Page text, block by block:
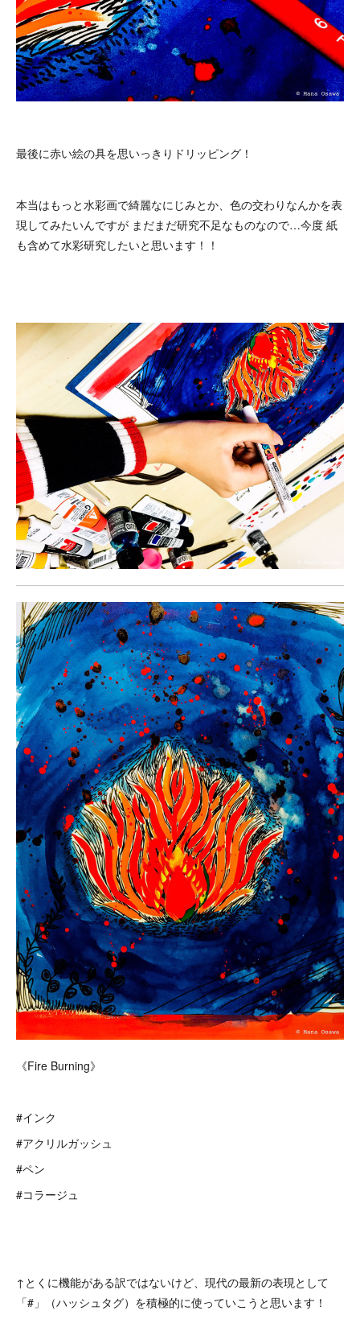
最後に赤い絵の具を思いっきりドリッピング！
本当はもっと水彩画で綺麗なにじみとか、色の交わりなんかを表
現してみたいんですが まだまだ研究不足なものなので…今度 紙
も含めて水彩研究したいと思います！！
《Fire Burning》
#インク
#アクリルガッシュ
#ペン
#コラージュ
↑とくに機能がある訳ではないけど、現代の最新の表現として
「#」（ハッシュタグ）を積極的に使っていこうと思います！